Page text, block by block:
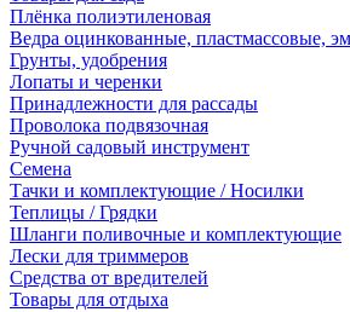
Плёнка полиэтиленовая
Ведра оцинкованные, пластмассовые,
Грунты, удобрения
Лопаты и черенки
Принадлежности для рассады
Проволока подвязочная
Ручной садовый инструмент
Семена
Тачки и комплектующие / Носилки
Теплицы / Грядки
Шланги поливочные и комплектующие
Лески для триммеров
Средства от вредителей
Товары для отдыха